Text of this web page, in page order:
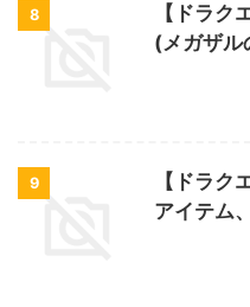
8
【ドラク
(メガザル
9
【ドラク
アイテム